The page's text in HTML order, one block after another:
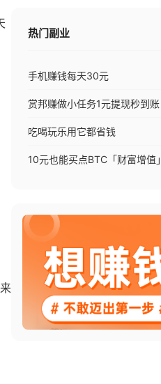
热门副业
手机赚钱每天30元
赏邦赚做小任务1元提现秒到账
吃喝玩乐用它都省钱
10元也能买点BTC「财富增值」